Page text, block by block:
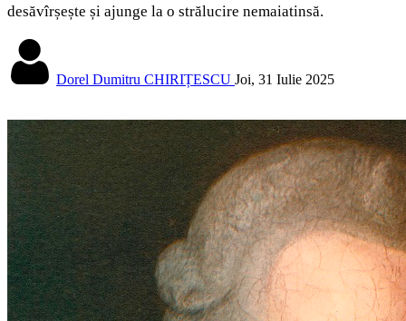
desăvîrșește și ajunge la o strălucire nemaiatinsă.
Dorel Dumitru CHIRIȚESCU Joi, 31 Iulie 2025